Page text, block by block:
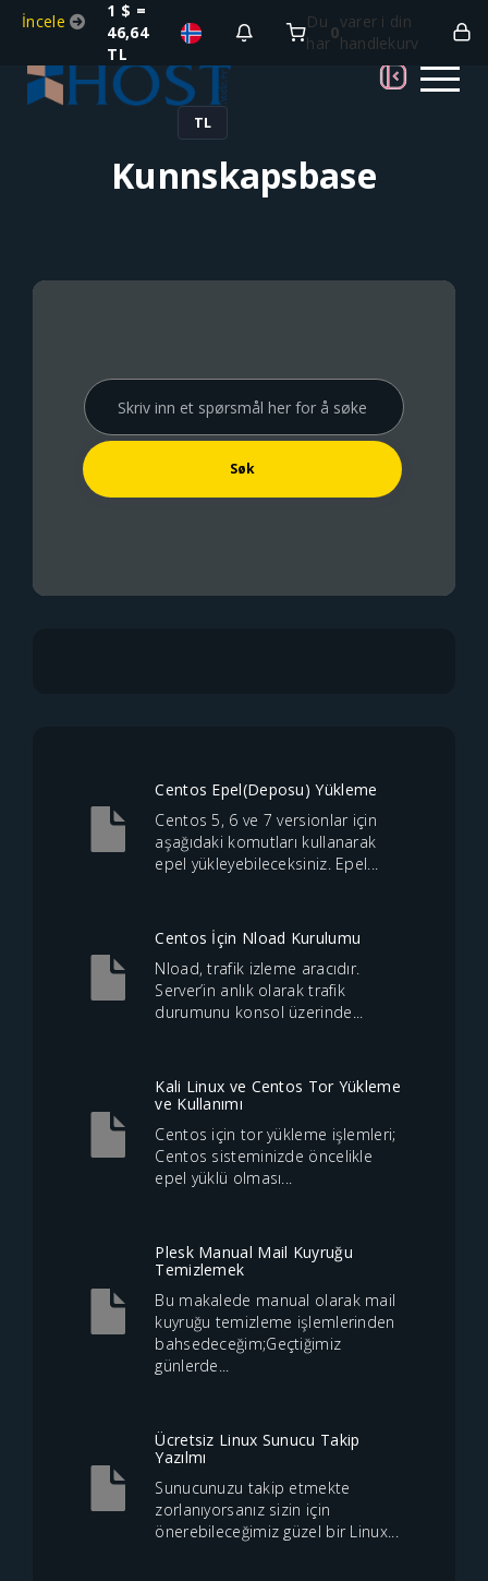
İncele
1 $ =
46,64
TL
Du
har
0
varer i din
handlekurv
TL
Kunnskapsbase
Centos Epel(Deposu) Yükleme
Centos 5, 6 ve 7 versionlar için
aşağıdaki komutları kullanarak
epel yükleyebileceksiniz. Epel...
Centos İçin Nload Kurulumu
Nload, trafik izleme aracıdır.
Server’in anlık olarak trafik
durumunu konsol üzerinde...
Kali Linux ve Centos Tor Yükleme
ve Kullanımı
Centos için tor yükleme işlemleri;
Centos sisteminizde öncelikle
epel yüklü olması...
Plesk Manual Mail Kuyruğu
Temizlemek
Bu makalede manual olarak mail
kuyruğu temizleme işlemlerinden
bahsedeceğim;Geçtiğimiz
günlerde...
Ücretsiz Linux Sunucu Takip
Yazılmı
Sunucunuzu takip etmekte
zorlanıyorsanız sizin için
önerebileceğimiz güzel bir Linux...